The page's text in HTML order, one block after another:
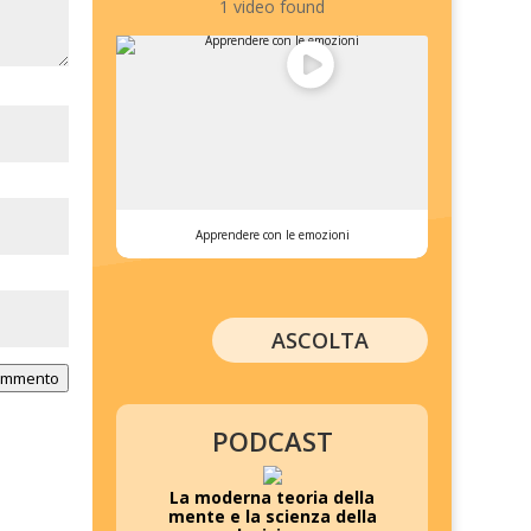
1 video found
Apprendere con le emozioni
ASCOLTA
PODCAST
La moderna teoria della
mente e la scienza della